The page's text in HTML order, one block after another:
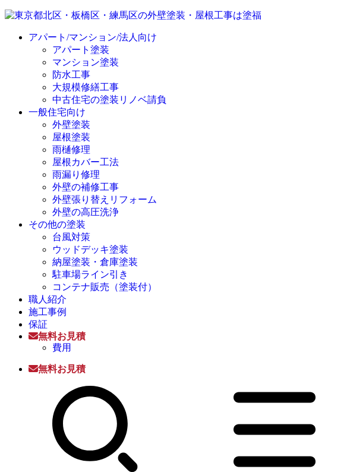
アパート/マンション/法人向け
アパート塗装
マンション塗装
防水工事
大規模修繕工事
中古住宅の塗装リノベ請負
一般住宅向け
外壁塗装
屋根塗装
雨樋修理
屋根カバー工法
雨漏り修理
外壁の補修工事
外壁張り替えリフォーム
外壁の高圧洗浄
その他の塗装
台風対策
ウッドデッキ塗装
納屋塗装・倉庫塗装
駐車場ライン引き
コンテナ販売（塗装付）
職人紹介
施工事例
保証
無料お見積
費用
無料お見積